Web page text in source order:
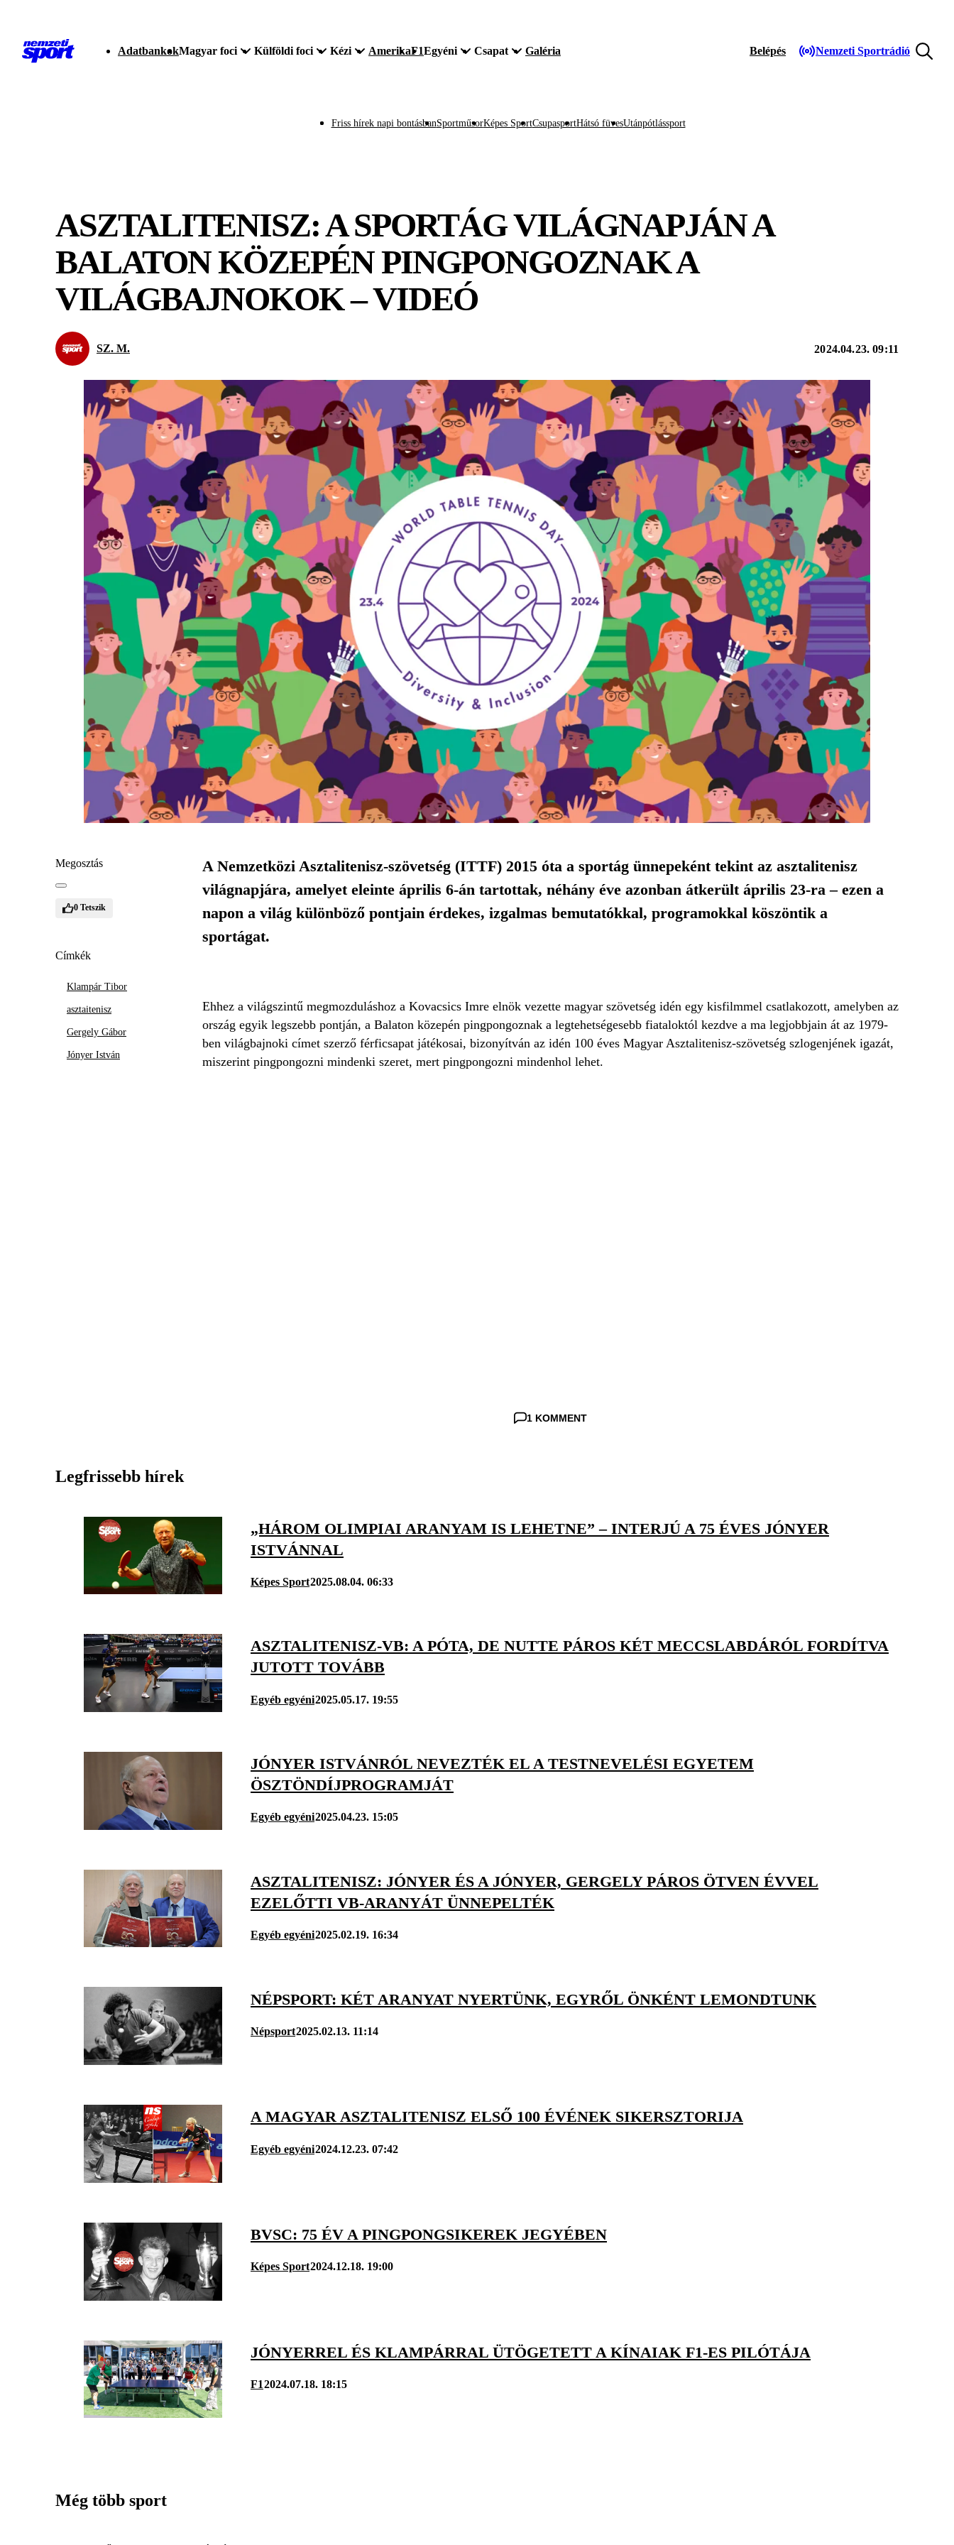
AdatbankokMagyar foci Külföldi foci Kézi AmerikaF1Egyéni Csapat Galéria Belépés Nemzeti Sportrádió
Friss hírek napi bontásbanSportműsorKépes SportCsupasportHátsó füvesUtánpótlássport
ASZTALITENISZ: A SPORTÁG VILÁGNAPJÁN A
BALATON KÖZEPÉN PINGPONGOZNAK A
VILÁGBAJNOKOK – VIDEÓ
SZ. M. 2024.04.23. 09:11
Megosztás
0 Tetszik
Címkék
Klampár Tibor
asztaitenisz
Gergely Gábor
Jónyer István
A Nemzetközi Asztalitenisz-szövetség (ITTF) 2015 óta a sportág ünnepeként tekint az asztalitenisz
világnapjára, amelyet eleinte április 6-án tartottak, néhány éve azonban átkerült április 23-ra – ezen a
napon a világ különböző pontjain érdekes, izgalmas bemutatókkal, programokkal köszöntik a
sportágat.
Ehhez a világszintű megmozduláshoz a Kovacsics Imre elnök vezette magyar szövetség idén egy kisfilmmel csatlakozott, amelyben az
ország egyik legszebb pontján, a Balaton közepén pingpongoznak a legtehetségesebb fiataloktól kezdve a ma legjobbjain át az 1979-
ben világbajnoki címet szerző férficsapat játékosai, bizonyítván az idén 100 éves Magyar Asztalitenisz-szövetség szlogenjének igazát,
miszerint pingpongozni mindenki szeret, mert pingpongozni mindenhol lehet.
1 KOMMENT
Legfrissebb hírek
„HÁROM OLIMPIAI ARANYAM IS LEHETNE” – INTERJÚ A 75 ÉVES JÓNYER
ISTVÁNNAL
Képes Sport2025.08.04. 06:33
ASZTALITENISZ-VB: A PÓTA, DE NUTTE PÁROS KÉT MECCSLABDÁRÓL FORDÍTVA
JUTOTT TOVÁBB
Egyéb egyéni2025.05.17. 19:55
JÓNYER ISTVÁNRÓL NEVEZTÉK EL A TESTNEVELÉSI EGYETEM
ÖSZTÖNDÍJPROGRAMJÁT
Egyéb egyéni2025.04.23. 15:05
ASZTALITENISZ: JÓNYER ÉS A JÓNYER, GERGELY PÁROS ÖTVEN ÉVVEL
EZELŐTTI VB-ARANYÁT ÜNNEPELTÉK
Egyéb egyéni2025.02.19. 16:34
NÉPSPORT: KÉT ARANYAT NYERTÜNK, EGYRŐL ÖNKÉNT LEMONDTUNK
Népsport2025.02.13. 11:14
A MAGYAR ASZTALITENISZ ELSŐ 100 ÉVÉNEK SIKERSZTORIJA
Egyéb egyéni2024.12.23. 07:42
BVSC: 75 ÉV A PINGPONGSIKEREK JEGYÉBEN
Képes Sport2024.12.18. 19:00
JÓNYERREL ÉS KLAMPÁRRAL ÜTÖGETETT A KÍNAIAK F1-ES PILÓTÁJA
F12024.07.18. 18:15
Még több sport